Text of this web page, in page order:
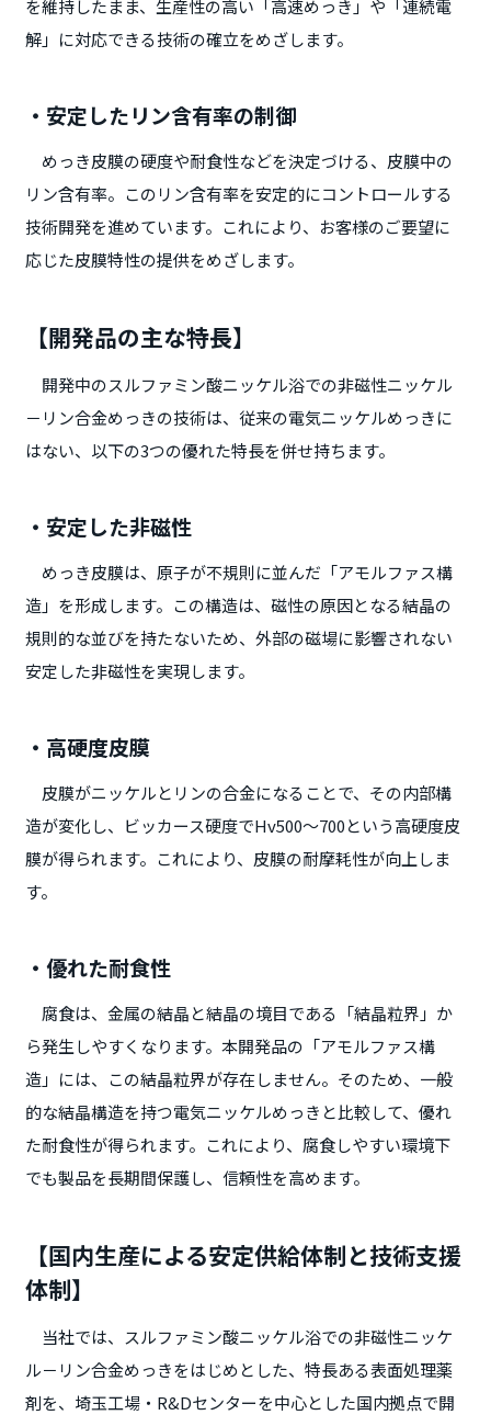
を維持したまま、生産性の高い「高速めっき」や「連続電
解」に対応できる技術の確立をめざします。
・安定したリン含有率の制御
めっき皮膜の硬度や耐食性などを決定づける、皮膜中の
リン含有率。このリン含有率を安定的にコントロールする
技術開発を進めています。これにより、お客様のご要望に
応じた皮膜特性の提供をめざします。
【開発品の主な特長】
開発中のスルファミン酸ニッケル浴での非磁性ニッケル
－リン合金めっきの技術は、従来の電気ニッケルめっきに
はない、以下の3つの優れた特長を併せ持ちます。
・安定した非磁性
めっき皮膜は、原子が不規則に並んだ「アモルファス構
造」を形成します。この構造は、磁性の原因となる結晶の
規則的な並びを持たないため、外部の磁場に影響されない
安定した非磁性を実現します。
・高硬度皮膜
皮膜がニッケルとリンの合金になることで、その内部構
造が変化し、ビッカース硬度でHv500～700という高硬度皮
膜が得られます。これにより、皮膜の耐摩耗性が向上しま
す。
・優れた耐食性
腐食は、金属の結晶と結晶の境目である「結晶粒界」か
ら発生しやすくなります。本開発品の「アモルファス構
造」には、この結晶粒界が存在しません。そのため、一般
的な結晶構造を持つ電気ニッケルめっきと比較して、優れ
た耐食性が得られます。これにより、腐食しやすい環境下
でも製品を長期間保護し、信頼性を高めます。
【国内生産による安定供給体制と技術支援
体制】
当社では、スルファミン酸ニッケル浴での非磁性ニッケ
ル－リン合金めっきをはじめとした、特長ある表面処理薬
剤を、埼玉工場・R&Dセンターを中心とした国内拠点で開